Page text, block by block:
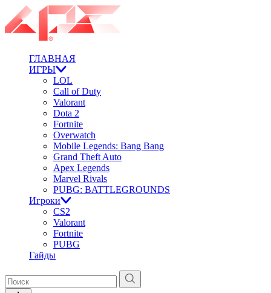
ГЛАВНАЯ
ИГРЫ
LOL
Call of Duty
Valorant
Dota 2
Fortnite
Overwatch
Mobile Legends: Bang Bang
Grand Theft Auto
Apex Legends
Marvel Rivals
PUBG: BATTLEGROUNDS
Игроки
CS2
Valorant
Fortnite
PUBG
Гайды